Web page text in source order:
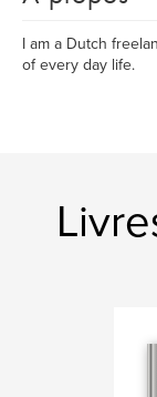
I am a Dutch
of every day life.